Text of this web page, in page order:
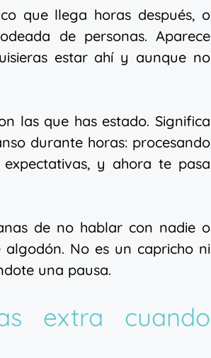
que llega horas después, o
de personas. Aparece
estar ahí y aunque no
las que has estado. Significa
durante horas: procesando
y ahora te pasa
de no hablar con nadie o
No es un capricho ni
una pausa.
extra cuando